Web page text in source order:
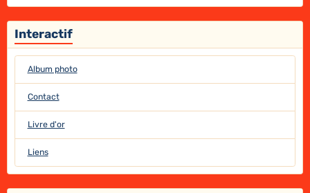
Interactif
Album photo
Contact
Livre d'or
Liens